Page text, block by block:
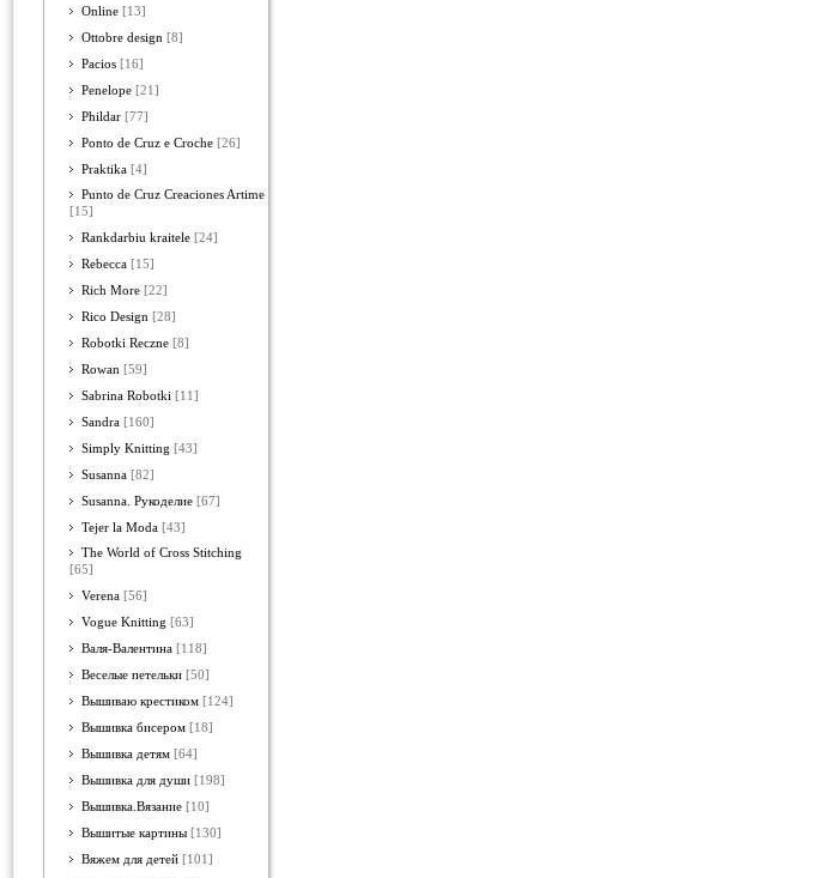
Online [13]
Ottobre design [8]
Pacios [16]
Penelope [21]
Phildar [77]
Ponto de Cruz e Croche [26]
Praktika [4]
Punto de Cruz Creaciones Artime
[15]
Rankdarbiu kraitele [24]
Rebecca [15]
Rich More [22]
Rico Design [28]
Robotki Reczne [8]
Rowan [59]
Sabrina Robotki [11]
Sandra [160]
Simply Knitting [43]
Susanna [82]
Susanna. Рукоделие [67]
Tejer la Moda [43]
The World of Cross Stitching
[65]
Verena [56]
Vogue Knitting [63]
Валя-Валентина [118]
Веселые петельки [50]
Вышиваю крестиком [124]
Вышивка бисером [18]
Вышивка детям [64]
Вышивка для души [198]
Вышивка.Вязание [10]
Вышитые картины [130]
Вяжем для детей [101]